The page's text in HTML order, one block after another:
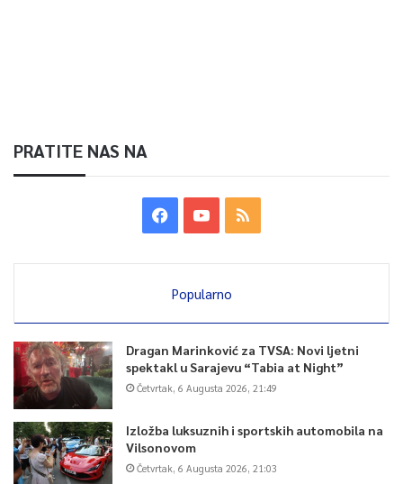
PRATITE NAS NA
Popularno
Dragan Marinković za TVSA: Novi ljetni
spektakl u Sarajevu “Tabia at Night”
Četvrtak, 6 Augusta 2026, 21:49
Izložba luksuznih i sportskih automobila na
Vilsonovom
Četvrtak, 6 Augusta 2026, 21:03